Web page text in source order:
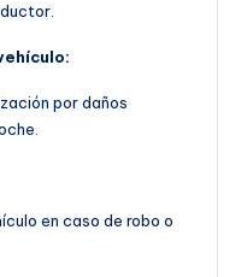
por daños
en caso de robo o